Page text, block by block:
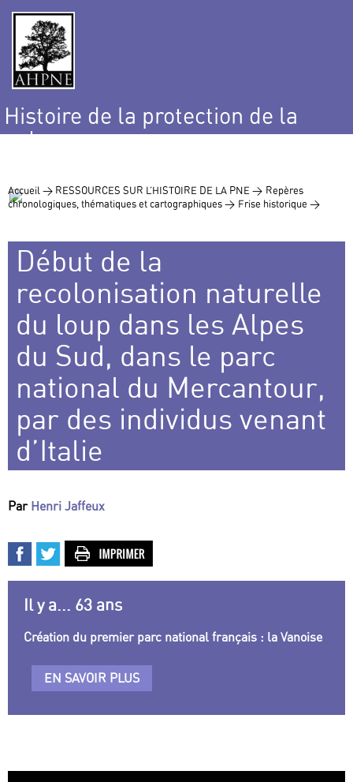
Histoire de la protection de la
nature
Accueil > RESSOURCES SUR L’HISTOIRE DE LA PNE > Repères
chronologiques, thématiques et cartographiques > Frise historique >
Début de la
recolonisation naturelle
du loup dans les Alpes
du Sud, dans le parc
national du Mercantour,
par des individus venant
d’Italie
Par Henri Jaffeux
Il y a... 63 ans
Création du premier parc national français : la Vanoise
EN SAVOIR PLUS